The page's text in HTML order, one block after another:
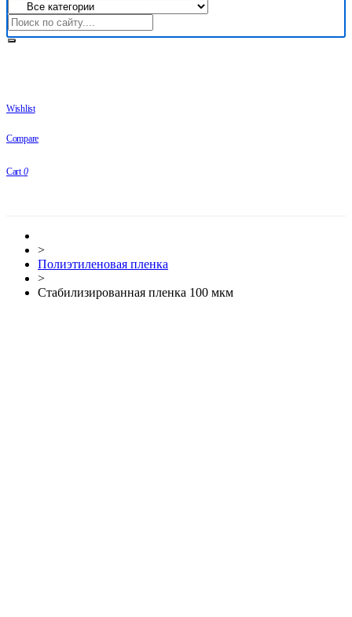
Wishlist
Compare
Cart 0
>
Полиэтиленовая пленка
>
Стабилизированная пленка 100 мкм